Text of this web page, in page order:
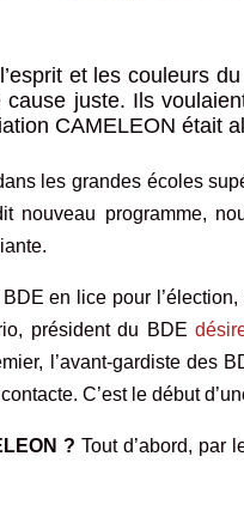
et les couleurs
cause juste. Ils
CAMELEON était
les grandes écoles
nouveau programme,
BDE en lice pour
président du BDE
l’avant-gardiste des
C’est le début
? Tout d’abord, par